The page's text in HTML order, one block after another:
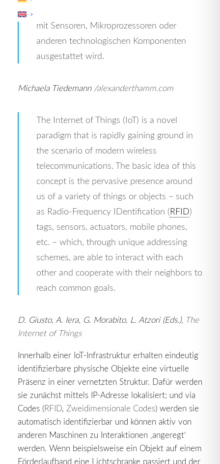
mit Sensoren, Mikroprozessoren oder
anderen technologischen Komponenten
ausgestattet wird.
Michaela Tiedemann /alexanderthamm.com
The Internet of Things (IoT) is a novel
paradigm that is rapidly gaining ground in
the scenario of modern wireless
telecommunications. The basic idea of this
concept is the pervasive presence around
us of a variety of things or objects – such
as Radio-Frequency IDentification (RFID)
tags, sensors, actuators, mobile phones,
etc. – which, through unique addressing
schemes, are able to interact with each
other and cooperate with their neighbors to
reach common goals.
D. Giusto, A. Iera, G. Morabito, L. Atzori (Eds.), The
Internet of Things
Innerhalb einer IoT-Infrastruktur erhalten eindeutig
identifizierbare physische Objekte eine virtuelle
Präsenz in einer vernetzten Struktur. Dafür werden
sie zunächst mittels IP-Adresse lokalisiert; und via
Codes (RFID, Zweidimensionale Codes) werden sie
automatisch identifizierbar und können aktiv von
anderen Maschinen zu Interaktionen ‚angeregt‘
werden. Wenn beispielsweise ein Objekt auf einem
Förderlaufband eine Lichtschranke passiert und der